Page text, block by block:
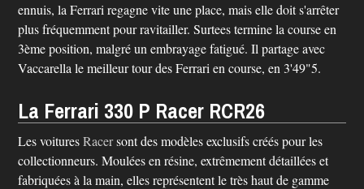
ennuis, la Ferrari regagne vite une place, mais elle doit s'arrêter
plus fréquemment pour ravitailler. Surtees termine la course en
3ème position, malgré un embrayage fatigué. Il partage avec
Vaccarella le meilleur tour des Ferrari en course, en 3'49"5.
La Ferrari 330 P Racer RCR26
Les voituresRacersont des modèles exclusifs créés pour les
collectionneurs. Moulées en résine, extrêmement détaillées et
fabriquées à la main, elles représentent le très haut de gamme